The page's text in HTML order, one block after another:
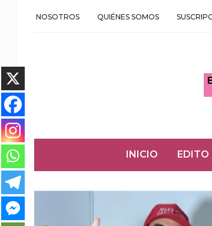
NOSOTROS QUIÉNES SOMOS
INICIO EDITO